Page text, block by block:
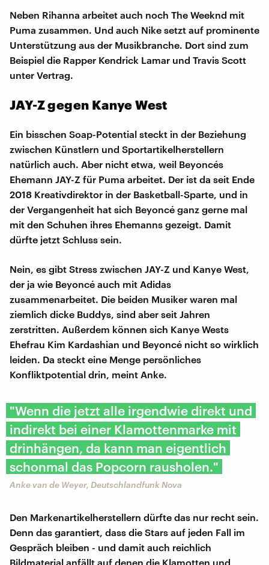
Neben Rihanna arbeitet auch noch The Weeknd mit
Puma zusammen. Und auch Nike setzt auf prominente
Unterstützung aus der Musikbranche. Dort sind zum
Beispiel die Rapper Kendrick Lamar und Travis Scott
unter Vertrag.
JAY-Z gegen Kanye West
Ein bisschen Soap-Potential steckt in der Beziehung
zwischen Künstlern und Sportartikelherstellern
natürlich auch. Aber nicht etwa, weil Beyoncés
Ehemann JAY-Z für Puma arbeitet. Der ist da seit Ende
2018 Kreativdirektor in der Basketball-Sparte, und in
der Vergangenheit hat sich Beyoncé ganz gerne mal
mit den Schuhen ihres Ehemanns gezeigt. Damit
dürfte jetzt Schluss sein.
Nein, es gibt Stress zwischen JAY-Z und Kanye West,
der ja wie Beyoncé auch mit Adidas
zusammenarbeitet. Die beiden Musiker waren mal
ziemlich dicke Buddys, sind aber seit Jahren
zerstritten. Außerdem können sich Kanye Wests
Ehefrau Kim Kardashian und Beyoncé nicht so wirklich
leiden. Da steckt eine Menge persönliches
Konfliktpotential drin, meint Anke.
"Wenn die jetzt alle irgendwie direkt und
indirekt bei einer Klamottenmarke mit
drinhängen, da kann man eigentlich
schonmal das Popcorn rausholen."
Anke van de Weyer, Deutschlandfunk Nova
Den Markenartikelherstellern dürfte das nur recht sein.
Denn das garantiert, dass die Stars auf jeden Fall im
Gespräch bleiben - und damit auch reichlich
Bildmaterial anfällt auf denen die Klamotten und